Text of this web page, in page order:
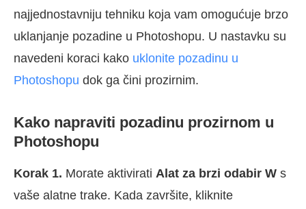
najjednostavniju tehniku koja vam omogućuje brzo
uklanjanje pozadine u Photoshopu. U nastavku su
navedeni koraci kako uklonite pozadinu u
Photoshopu dok ga čini prozirnim.
Kako napraviti pozadinu prozirnom u
Photoshopu
Korak 1. Morate aktivirati Alat za brzi odabir W s
vaše alatne trake. Kada završite, kliknite